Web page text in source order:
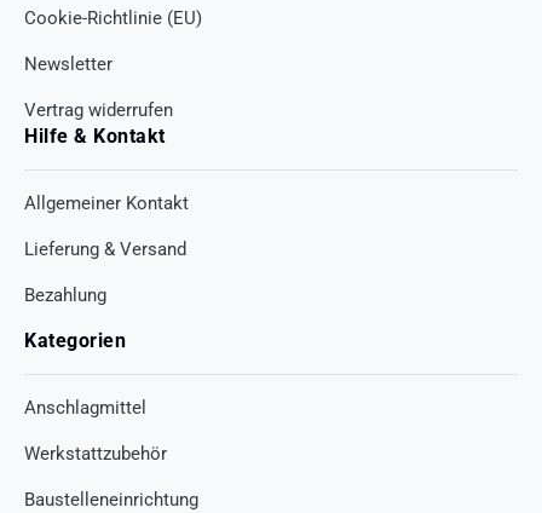
Cookie-Richtlinie (EU)
Newsletter
Vertrag widerrufen
Hilfe & Kontakt
Allgemeiner Kontakt
Lieferung & Versand
Bezahlung
Kategorien
Anschlagmittel
Werkstattzubehör
Baustelleneinrichtung